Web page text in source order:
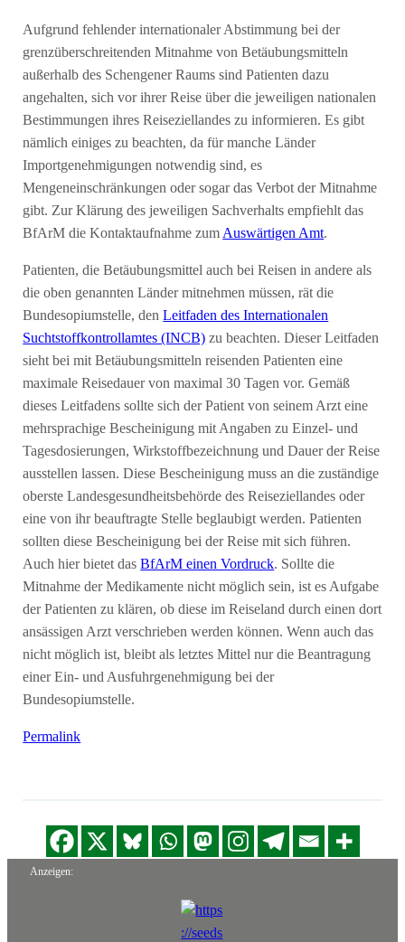
Aufgrund fehlender internationaler Abstimmung bei der
grenzüberschreitenden Mitnahme von Betäubungsmitteln
außerhalb des Schengener Raums sind Patienten dazu
angehalten, sich vor ihrer Reise über die jeweiligen nationalen
Bestimmungen ihres Reiseziellandes zu informieren. Es gibt
nämlich einiges zu beachten, da für manche Länder
Importgenehmigungen notwendig sind, es
Mengeneinschränkungen oder sogar das Verbot der Mitnahme
gibt. Zur Klärung des jeweiligen Sachverhalts empfiehlt das
BfArM die Kontaktaufnahme zum Auswärtigen Amt.
Patienten, die Betäubungsmittel auch bei Reisen in andere als
die oben genannten Länder mitnehmen müssen, rät die
Bundesopiumstelle, denLeitfaden des Internationalen
Suchtstoffkontrollamtes (INCB) zu beachten. Dieser Leitfaden
sieht bei mit Betäubungsmitteln reisenden Patienten eine
maximale Reisedauer von maximal 30 Tagen vor. Gemäß
dieses Leitfadens sollte sich der Patient von seinem Arzt eine
mehrsprachige Bescheinigung mit Angaben zu Einzel- und
Tagesdosierungen, Wirkstoffbezeichnung und Dauer der Reise
ausstellen lassen. Diese Bescheinigung muss an die zuständige
oberste Landesgesundheitsbehörde des Reiseziellandes oder
eine von ihr beauftragte Stelle beglaubigt werden. Patienten
sollten diese Bescheinigung bei der Reise mit sich führen.
Auch hier bietet dasBfArM einen Vordruck. Sollte die
Mitnahme der Medikamente nicht möglich sein, ist es Aufgabe
der Patienten zu klären, ob diese im Reiseland durch einen dort
ansässigen Arzt verschrieben werden können. Wenn auch das
nicht möglich ist, bleibt als letztes Mittel nur die Beantragung
einer Ein- und Ausfuhrgenehmigung bei der
Bundesopiumstelle.
Permalink
Anzeigen: